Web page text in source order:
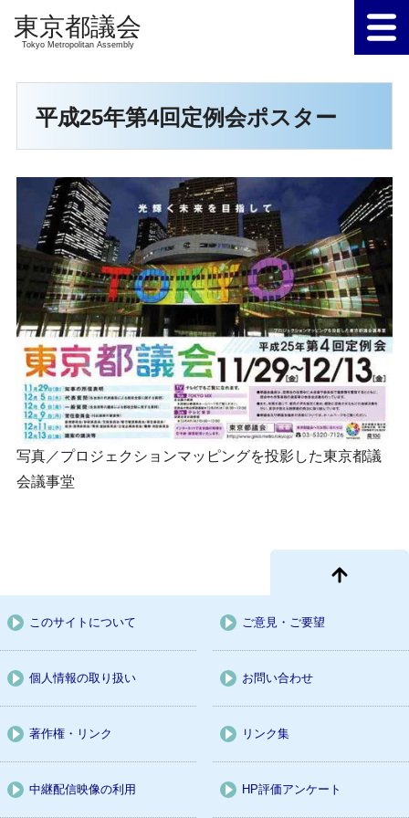
Tokyo Metropolitan Assembly
平成25年第4回定例会ポスター
写真／プロジェクションマッピングを投影した東京都議
会議事堂
このサイトについて ご意見・ご要望
個人情報の取り扱い お問い合わせ
著作権・リンク リンク集
中継配信映像の利用 HP評価アンケート